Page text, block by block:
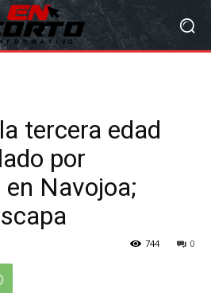
tercera edad
por
Navojoa;
0
744